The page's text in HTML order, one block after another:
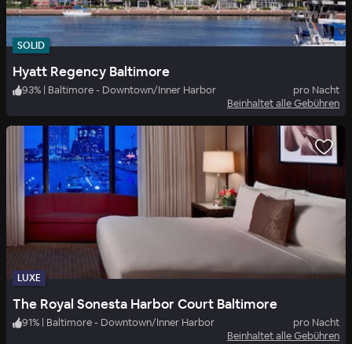
SOLID
Hyatt Regency Baltimore
93% | Baltimore - Downtown/Inner Harbor
pro Nacht
Beinhaltet alle Gebühren
LUXE
The Royal Sonesta Harbor Court Baltimore
91% | Baltimore - Downtown/Inner Harbor
pro Nacht
Beinhaltet alle Gebühren